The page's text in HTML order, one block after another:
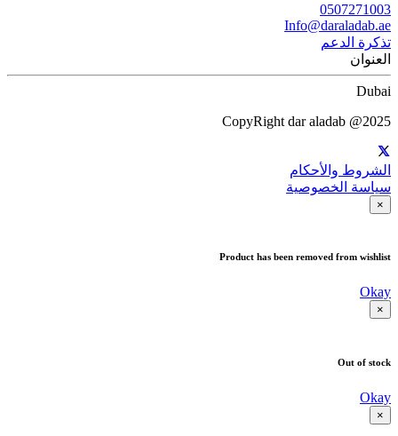
0507271003
Info@daraladab.ae
تذكرة الدعم
العنوان
Dubai
CopyRight dar aladab @2025
الشروط والأحكام
سياسة الخصوصية
×
Product has been removed from wishlist
Okay
×
Out of stock
Okay
×